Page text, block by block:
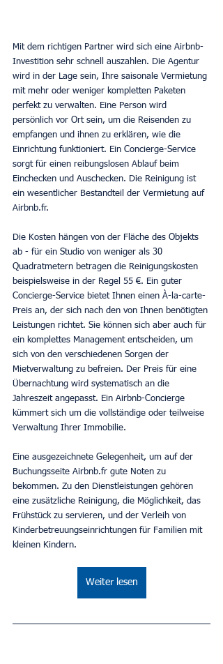
Mit dem richtigen Partner wird sich eine Airbnb-
Investition sehr schnell auszahlen. Die Agentur
wird in der Lage sein, Ihre saisonale Vermietung
mit mehr oder weniger kompletten Paketen
perfekt zu verwalten. Eine Person wird
persönlich vor Ort sein, um die Reisenden zu
empfangen und ihnen zu erklären, wie die
Einrichtung funktioniert. Ein Concierge-Service
sorgt für einen reibungslosen Ablauf beim
Einchecken und Auschecken. Die Reinigung ist
ein wesentlicher Bestandteil der Vermietung auf
Airbnb.fr.
Die Kosten hängen von der Fläche des Objekts
ab - für ein Studio von weniger als 30
Quadratmetern betragen die Reinigungskosten
beispielsweise in der Regel 55 €. Ein guter
Concierge-Service bietet Ihnen einen À-la-carte-
Preis an, der sich nach den von Ihnen benötigten
Leistungen richtet. Sie können sich aber auch für
ein komplettes Management entscheiden, um
sich von den verschiedenen Sorgen der
Mietverwaltung zu befreien. Der Preis für eine
Übernachtung wird systematisch an die
Jahreszeit angepasst. Ein Airbnb-Concierge
kümmert sich um die vollständige oder teilweise
Verwaltung Ihrer Immobilie.
Eine ausgezeichnete Gelegenheit, um auf der
Buchungsseite Airbnb.fr gute Noten zu
bekommen. Zu den Dienstleistungen gehören
eine zusätzliche Reinigung, die Möglichkeit, das
Frühstück zu servieren, und der Verleih von
Kinderbetreuungseinrichtungen für Familien mit
kleinen Kindern.
Weiter lesen